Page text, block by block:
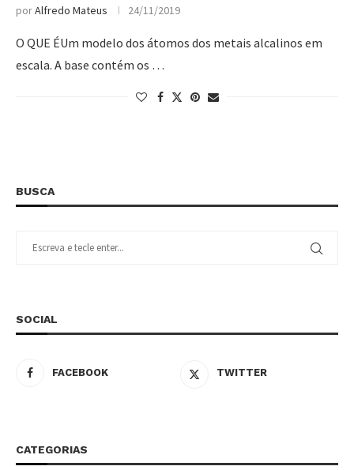
porAlfredo Mateus 24/11/2019
O QUE ÉUm modelo dos átomos dos metais alcalinos em
escala. A base contém os …
BUSCA
SOCIAL
FACEBOOK TWITTER
CATEGORIAS